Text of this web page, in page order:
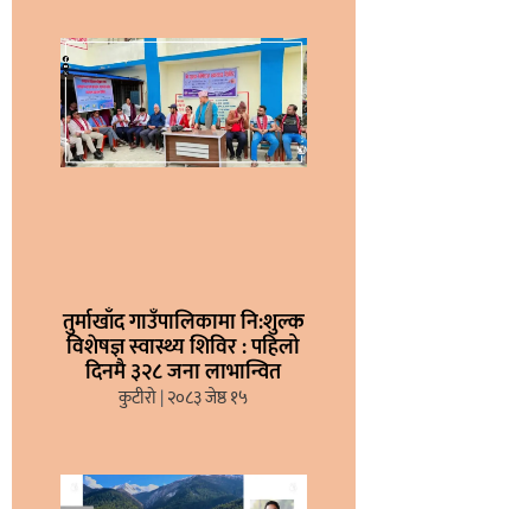
तुर्माखाँद गाउँपालिकामा नि:शुल्क
विशेषज्ञ स्वास्थ्य शिविर : पहिलो
दिनमै ३२८ जना लाभान्वित
कुटीरो २०८३ जेष्ठ १५